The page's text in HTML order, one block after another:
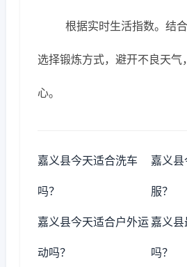
根据实时生活指数。结
选择锻炼方式，避开不良天气
心。
嘉义县今天适合洗车
吗？
嘉义
服？
嘉义县今天适合户外运
动吗？
嘉义
吗？